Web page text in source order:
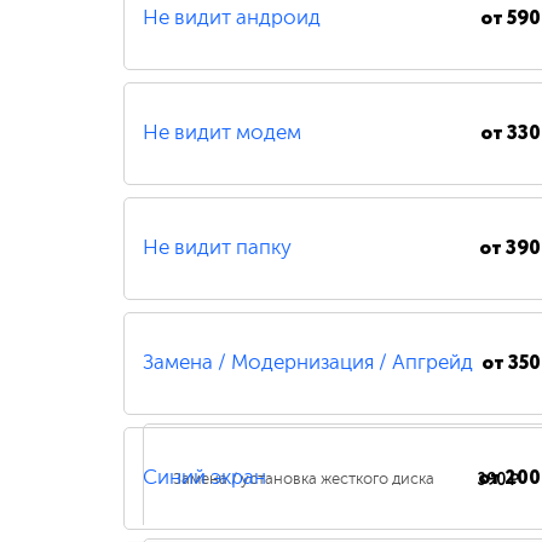
Не видит андроид от
Не видит модем от
Не видит папку от
Замена / Модернизация / Апгрейд от
Замена / установка жесткого диска 390 ₽
Синий экран от